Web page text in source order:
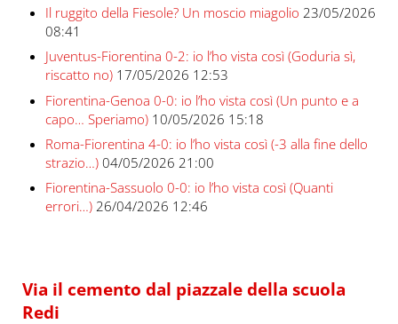
Il ruggito della Fiesole? Un moscio miagolio 23/05/2026
08:41
Juventus-Fiorentina 0-2: io l’ho vista così (Goduria sì,
riscatto no) 17/05/2026 12:53
Fiorentina-Genoa 0-0: io l’ho vista così (Un punto e a
capo… Speriamo) 10/05/2026 15:18
Roma-Fiorentina 4-0: io l’ho vista così (-3 alla fine dello
strazio…) 04/05/2026 21:00
Fiorentina-Sassuolo 0-0: io l’ho vista così (Quanti
errori…) 26/04/2026 12:46
Via il cemento dal piazzale della scuola
Redi